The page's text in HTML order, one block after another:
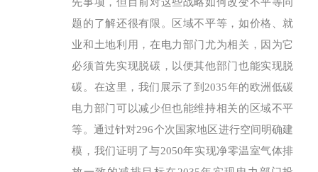
题的了解还很有限。区域不平等，如价格、就
业和土地利用，在电力部门尤为相关，因为它
必须首先实现脱碳，以便其他部门也能实现脱
碳。在这里，我们展示了到2035年的欧洲低碳
电力部门可以减少但也能维持相关的区域不平
等。通过针对296个次国家地区进行空间明确建
模，我们证明了与2050年实现净零温室气体排